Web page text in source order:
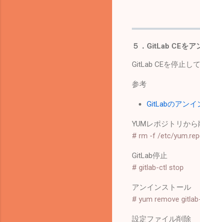
５．GitLab CEをア
GitLab CEを停止し
参考
GitLabのアンイ
YUMレポジトリから
# rm -f /etc/
GitLab停止
# gitlab-ctl stop
アンインストール
# yum remove
設定ファイル削除